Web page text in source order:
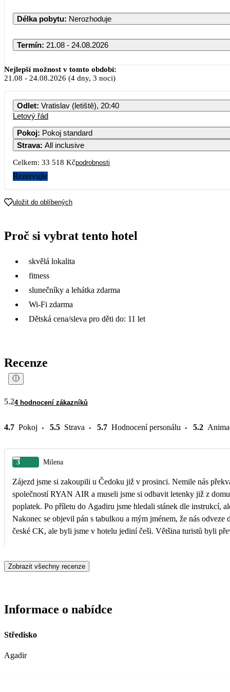
Délka pobytu: Nerozhoduje
Termín: 21.08 - 24.08.2026
Srpen 2026
PO ÚT ST ČT PÁ SO
Nejlepší možnost v tomto období:
21.08 - 24.08.2026 (4 dny, 3 noci)
Odlet: Vratislav (letiště), 20:40
Letový řád
Pokoj: Pokoj standard
Strava: All inclusive
Celkem: 33 518 Kčpodrobnosti
Rezervujte
uložit do oblíbených
Proč si vybrat tento hotel
skvělá lokalita
fitness
slunečníky a lehátka zdarma
Wi-Fi zdarma
Dětská cena/sleva pro děti do: 11 let
Recenze
5.24 hodnocení zákazníků
4.7 Pokoj 5.5 Strava 5.7 Hodnocení personálu 5.2
3 Milena
Zájezd jsme si zakoupili u Čedoku již v prosinci. Nemile nás
společností RYAN AIR a museli jsme si odbavit letenky již z
poplatek. Po příletu do Agadiru jsme hledali stánek dle instrukcí,
Nakonec se objevil pán s tabulkou a mým jménem, že nás odveze
české CK, ale byli jsme v hotelu jediní češi. Většina turistů byli
mapou z místního Infocentra na vlastní pěst. Pláž, která patřila k
na nich, také nedostatek slunečníků. Pokoj čistý, kvalitní matrace,
pokojské, obsluha v restauraci, v baru, pomocný personál a
Zobrazit všechny recenze
Informace o nabídce
Středisko
Agadir